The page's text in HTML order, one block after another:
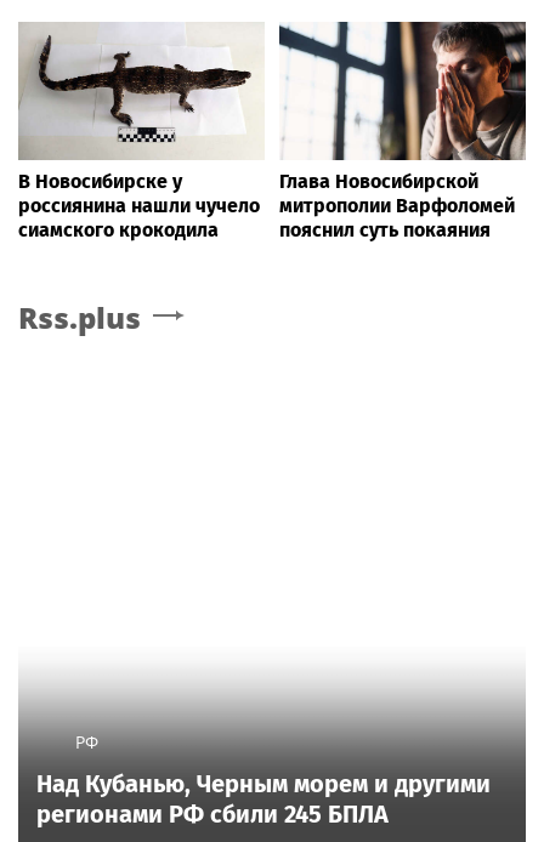
В Новосибирске у
россиянина нашли чучело
сиамского крокодила
Глава Новосибирской
митрополии Варфоломей
пояснил суть покаяния
Rss.plus
РФ
Над Кубанью, Черным морем и другими
регионами РФ сбили 245 БПЛА